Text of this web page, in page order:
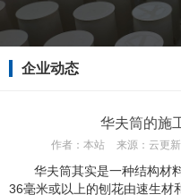
企业动态
华夫筒的施
作者： 本站 来源： 云更新
华夫筒其实是一种结构材料
36毫米或以上的刨花由速生材